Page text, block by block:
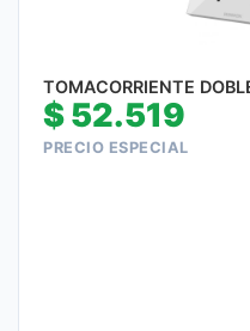
TOMACORRIENTE
$52.519
PRECIO ESPECIAL